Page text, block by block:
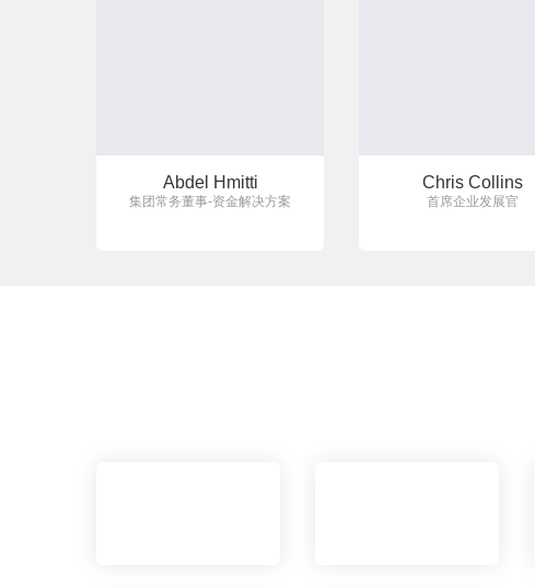
Abdel Hmitti
集团常务董事-资金解决方案
Chris Collins
首席企业发展官